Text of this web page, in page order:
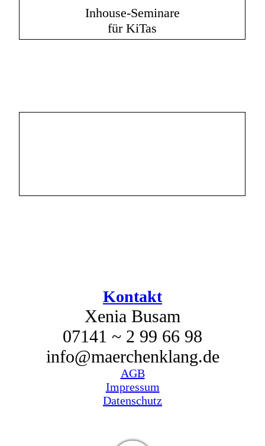
Inhouse-Seminare
für KiTas
Kontakt
Xenia Busam
07141 ~ 2 99 66 98
info@maerchenklang.de
AGB
Impressum
Datenschutz